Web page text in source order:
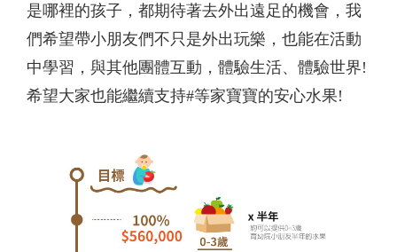
是哪裡的孩子，都期待著去外出遠足的機會，我
們希望帶小朋友們不只是外出玩樂，也能在活動
中學習，與其他團體互動，體驗生活、體驗世界!
希望大家也能繼續支持#等家寶寶的安心水果!